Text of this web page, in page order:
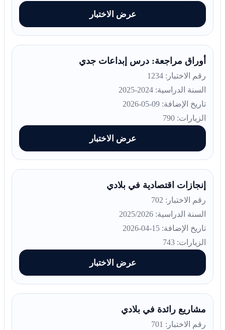
عرض الاختبار
أوراق مراجعة: درس إبداعات جدي
رقم الاختبار: 1234
السنة الدراسية: 2024-2025
تاريخ الإضافة: 09-05-2026
الزيارات: 790
عرض الاختبار
إنجازات اقتصادية في بلادي
رقم الاختبار: 702
السنة الدراسية: 2025/2026
تاريخ الإضافة: 15-04-2026
الزيارات: 743
عرض الاختبار
مشاريع رائدة في بلادي
رقم الاختبار: 701